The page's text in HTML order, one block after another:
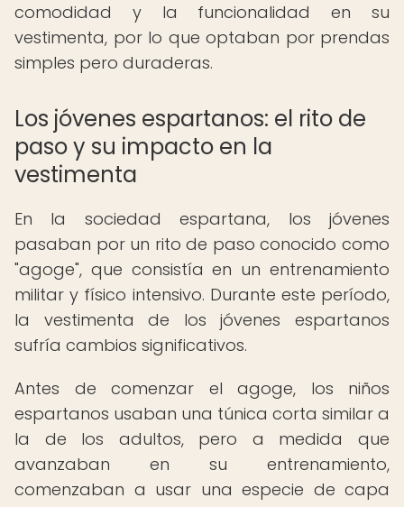
comodidad y la funcionalidad en su
vestimenta, por lo que optaban por prendas
simples pero duraderas.
Los jóvenes espartanos: el rito de
paso y su impacto en la
vestimenta
En la sociedad espartana, los jóvenes
pasaban por un rito de paso conocido como
"agoge", que consistía en un entrenamiento
militar y físico intensivo. Durante este período,
la vestimenta de los jóvenes espartanos
sufría cambios significativos.
Antes de comenzar el agoge, los niños
espartanos usaban una túnica corta similar a
la de los adultos, pero a medida que
avanzaban en su entrenamiento,
comenzaban a usar una especie de capa